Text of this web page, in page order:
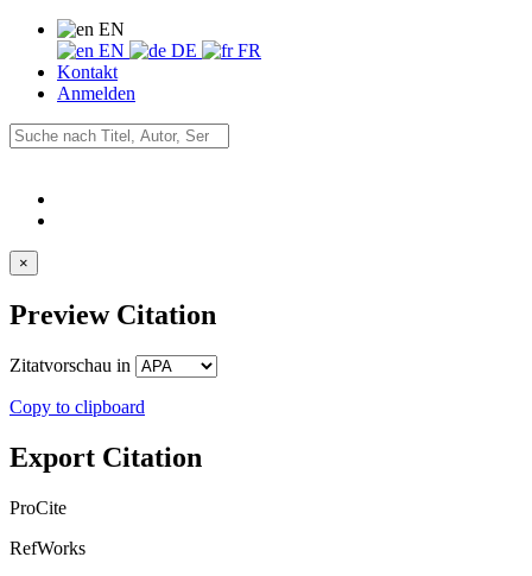
EN
EN
DE
FR
Kontakt
Anmelden
×
Preview Citation
Zitatvorschau in
Copy to clipboard
Export Citation
ProCite
RefWorks